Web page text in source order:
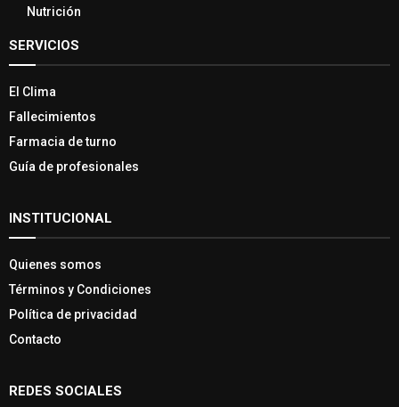
Nutrición
SERVICIOS
El Clima
Fallecimientos
Farmacia de turno
Guía de profesionales
INSTITUCIONAL
Quienes somos
Términos y Condiciones
Política de privacidad
Contacto
REDES SOCIALES